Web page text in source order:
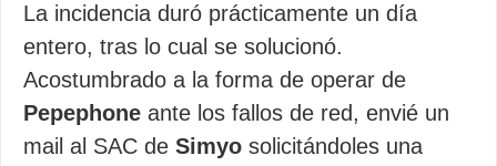
La incidencia duró prácticamente un día
entero, tras lo cual se solucionó.
Acostumbrado a la forma de operar de
Pepephone ante los fallos de red, envié un
mail al SAC de Simyo solicitándoles una